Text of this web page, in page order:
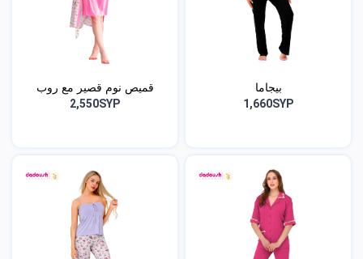
بيجاما
1,660SYP
قميص نوم قصير مع روب
2,550SYP